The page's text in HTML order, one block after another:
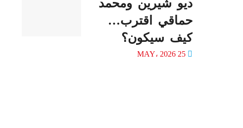
ديو شيرين ومحمد
حماقي اقترب…
كيف سيكون؟